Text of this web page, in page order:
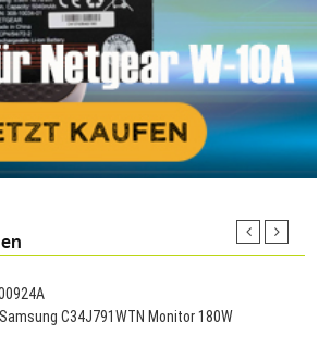
C34J791WTN Monitor 180W